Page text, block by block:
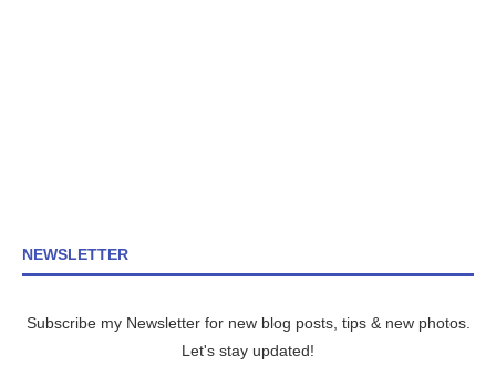
NEWSLETTER
Subscribe my Newsletter for new blog posts, tips & new photos.
Let's stay updated!